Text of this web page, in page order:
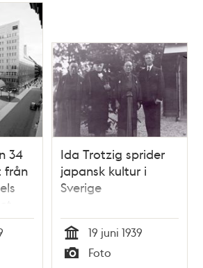
34
från
Ida Trotzig sprider
japansk kultur i
Sverige
Tid
19 juni 1939
Foto